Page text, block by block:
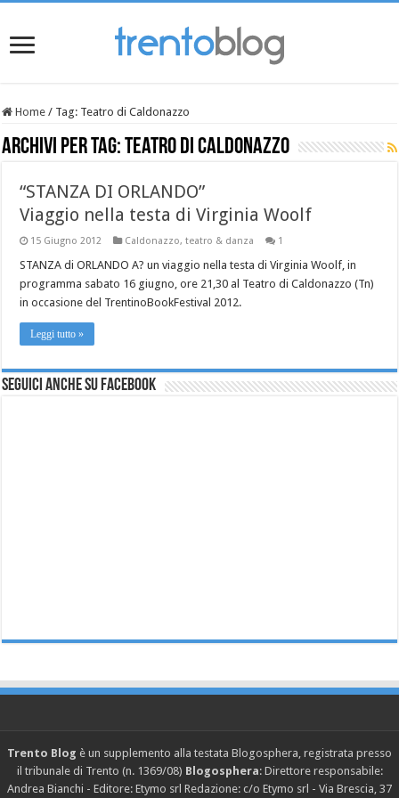
Home / Tag: Teatro di Caldonazzo
Archivi per tag:Teatro di Caldonazzo
“STANZA DI ORLANDO”
Viaggio nella testa di Virginia Woolf
15 Giugno 2012 Caldonazzo,teatro & danza 1
STANZA di ORLANDO A? un viaggio nella testa di Virginia Woolf, in
programma sabato 16 giugno, ore 21,30 al Teatro di Caldonazzo (Tn)
in occasione del TrentinoBookFestival 2012.
Leggi tutto »
Seguici anche su Facebook
Trento Blog è un supplemento alla testata Blogosphera, registrata presso
il tribunale di Trento (n. 1369/08) Blogosphera: Direttore responsabile:
Andrea Bianchi - Editore: Etymo srl Redazione: c/o Etymo srl - Via Brescia, 37